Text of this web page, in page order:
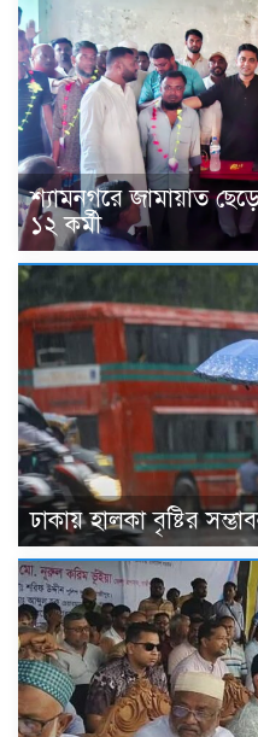
শ্যামনগরে জামায়াত
১২ কর্মী
ঢাকায় হালকা বৃষ্টির